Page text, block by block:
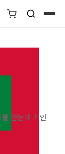
한눈에 확인